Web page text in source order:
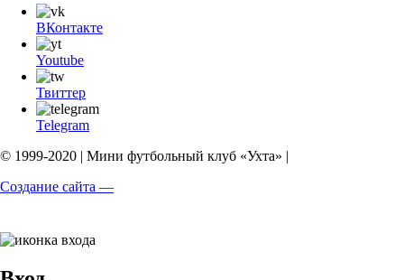
ВКонтакте
Youtube
Твиттер
Telegram
© 1999-2020 | Мини футбольный клуб «Ухта» |
Создание сайта —